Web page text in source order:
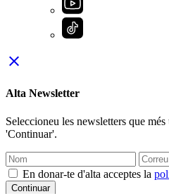
close
Alta Newsletter
Seleccioneu les newsletters que
'Continuar'.
En donar-te d'alta acceptes la
Continuar